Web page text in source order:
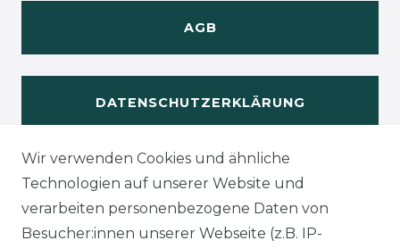
AGB
DATENSCHUTZERKLÄRUNG
WIDERUFSRECHT
Wir verwenden Cookies und ähnliche
Technologien auf unserer Website und
verarbeiten personenbezogene Daten von
Besucher:innen unserer Webseite (z.B. IP-